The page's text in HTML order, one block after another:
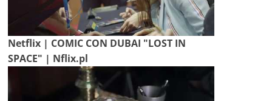
Netflix | COMIC CON DUBAI "LOST IN
SPACE" | Nflix.pl